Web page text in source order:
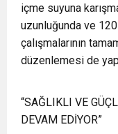
içme suyuna
uzunluğunda ve
çalışmalarının
düzenlemesi de
“SAĞLIKLI VE
DEVAM EDİYOR”